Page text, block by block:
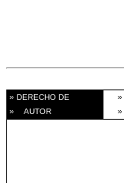
» DERECHO DE »
» AUTOR
»